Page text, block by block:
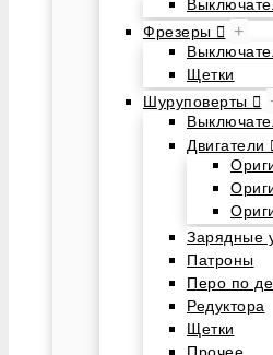
Фрезеры
+
Щетки
Шуруповерты
Двигатели
Зарядные
Патроны
Перо по
Редуктора
Щетки